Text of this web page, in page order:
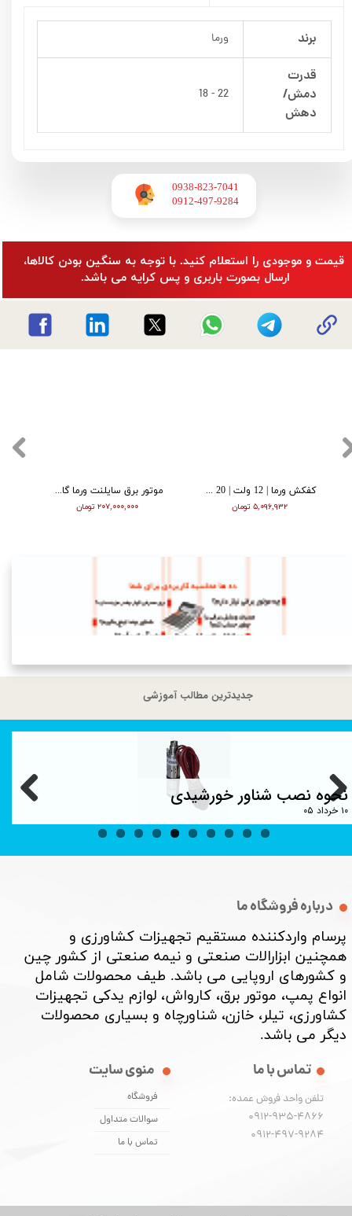
برند ورما
قدرت
دمش/
دهش
22 - 18
0938-823-7041
​​​​​​​0912-497-9284
​قیمت و موجودی را استعلام کنید. با توجه به سنگین بودن کالاها،
ارسال بصورت باربری و پس کرایه می باشد.
موتور برق سایلنت ورما گازوییلی 7 کیلووات VM9700T
۲۰۷,۰۰۰,۰۰۰ تومان
کفکش ورما | 12 ولت | 20 متری | 1 اینچ | مشکی | VMDC-12V 1
۵,۰۹۶,۹۳۲ تومان
جدیدترین مطالب آموزشی
نحوه نصب شناور خورشیدی
۱۰ خرداد ۰۵
درباره فروشگاه ما
پرسام واردکننده مستقیم تجهیزات کشاورزی و
همچنین ابزارالات صنعتی و نیمه صنعتی از کشور چین
و کشورهای اروپایی می باشد. طیف محصولات شامل
انواع پمپ، موتور برق، کارواش، لوازم یدکی تجهیزات
کشاورزی، تیلر، خازن، شناورچاه و بسیاری محصولات
دیگر می باشد. ​​​​​​​
منوی سایت
فروشگاه
سوالات متداول
تماس با ما
تماس با ما
تلفن واحد فروش عمده:
0912-935-4866
​​​​​​​0912-497-9284